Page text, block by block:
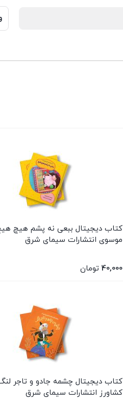
کتاب دیجیتال ببعی نه پشم هیچ هیچ
موسوی انتشارات سیمای شرق
40,000 تومان
کتاب دیجیتال چشمه جادو و تاجر لنگ
کشاورز انتشارات سیمای شرق